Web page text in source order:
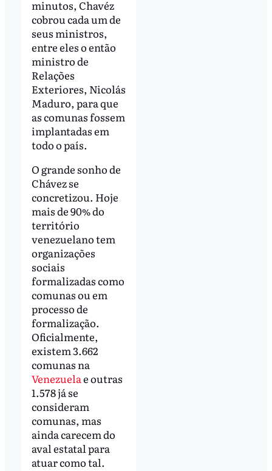
minutos, Chavéz
cobrou cada um de
seus ministros,
entre eles o então
ministro de
Relações
Exteriores, Nicolás
Maduro, para que
as comunas fossem
implantadas em
todo o país.
O grande sonho de
Chávez se
concretizou. Hoje
mais de 90% do
território
venezuelano tem
organizações
sociais
formalizadas como
comunas ou em
processo de
formalização.
Oficialmente,
existem 3.662
comunas na
Venezuelae outras
1.578 já se
consideram
comunas, mas
ainda carecem do
aval estatal para
atuar como tal.